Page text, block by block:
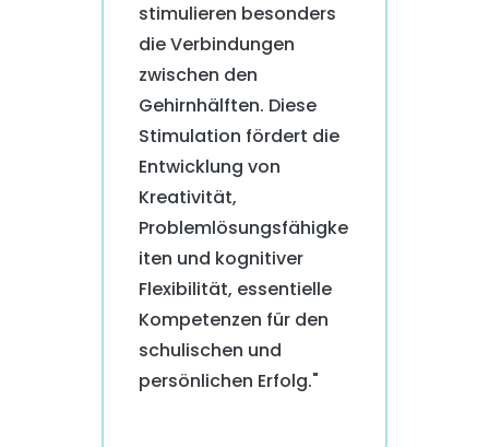
stimulieren besonders
die Verbindungen
zwischen den
Gehirnhälften. Diese
Stimulation fördert die
Entwicklung von
Kreativität,
Problemlösungsfähigke
iten und kognitiver
Flexibilität, essentielle
Kompetenzen für den
schulischen und
persönlichen Erfolg."